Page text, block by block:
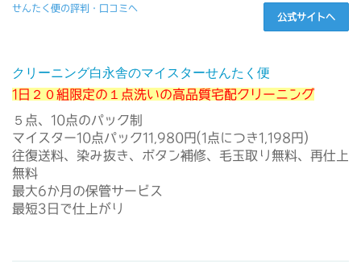
せんたく便の評判・口コミへ
公式サイトへ
クリーニング白永舎のマイスターせんたく便
1日２０組限定の１点洗いの高品質宅配クリーニング
５点、10点のパック制
マイスター10点パック11,980円(1点につき1,198円)
往復送料、染み抜き、ボタン補修、毛玉取り無料、再仕上
無料
最大6か月の保管サービス
最短3日で仕上がり